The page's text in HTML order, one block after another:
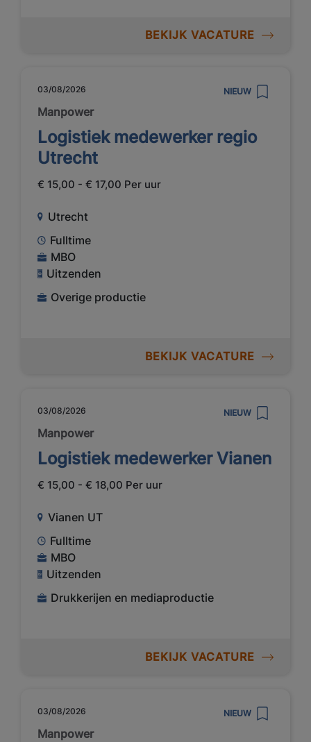
BEKIJK VACATURE
03/08/2026 NIEUW
Manpower
Logistiek medewerker regio
Utrecht
€ 15,00 - € 17,00 Per uur
Utrecht
Fulltime
MBO
Uitzenden
Overige productie
BEKIJK VACATURE
03/08/2026 NIEUW
Manpower
Logistiek medewerker Vianen
€ 15,00 - € 18,00 Per uur
Vianen UT
Fulltime
MBO
Uitzenden
Drukkerijen en mediaproductie
BEKIJK VACATURE
03/08/2026 NIEUW
Manpower